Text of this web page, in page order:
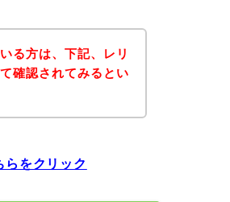
る方は、下記、レリ
確認されてみるとい
らをクリック